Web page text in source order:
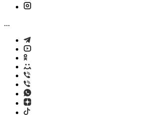
...